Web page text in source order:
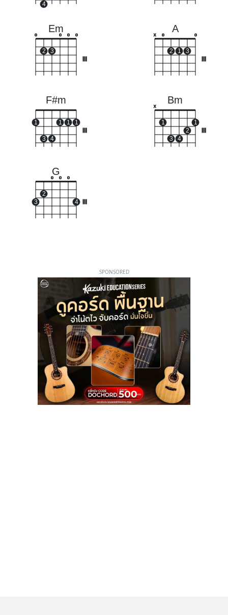
4
Em
o
2 3
o o o
A
x o
2 1 3
o
F#m
1
3 4
1 1 1
Bm
x
1
3 4
2
1
G
3
2
o o o
4
SPONSORED